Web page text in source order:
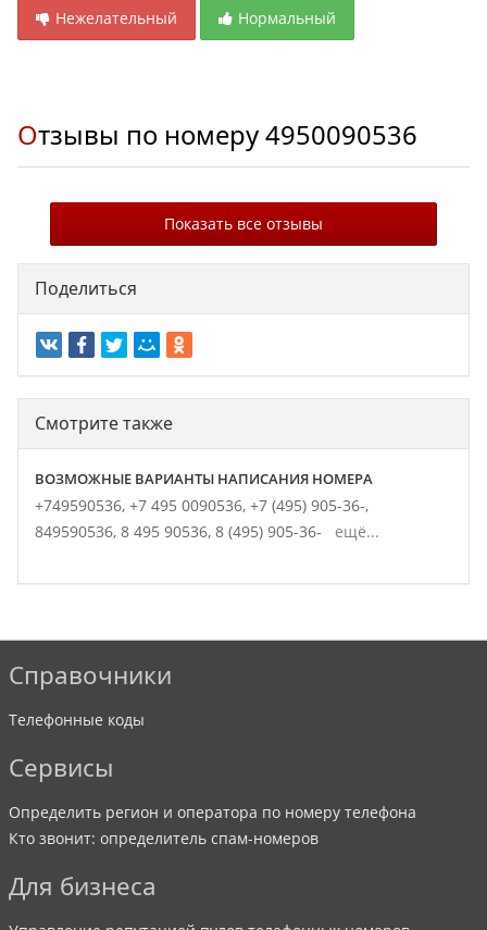
Нежелательный Нормальный
Отзывы по номеру4950090536
Показать все отзывы
Поделиться
Смотрите также
ВОЗМОЖНЫЕ ВАРИАНТЫ НАПИСАНИЯ НОМЕРА
+749590536, +7 495 0090536, +7 (495) 905-36-,
849590536, 8 495 90536, 8 (495) 905-36- ещё...
Справочники
Телефонные коды
Сервисы
Определить регион и оператора по номеру телефона
Кто звонит: определитель спам-номеров
Для бизнеса